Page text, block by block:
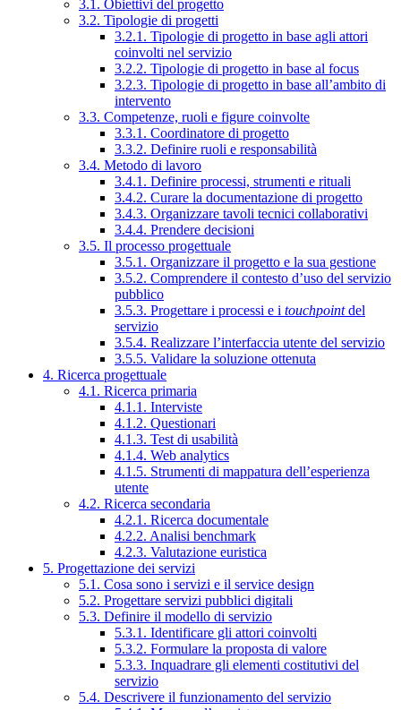
3.1. Obiettivi del progetto
3.2. Tipologie di progetti
3.2.1. Tipologie di progetto in base agli attori
coinvolti nel servizio
3.2.2. Tipologie di progetto in base al focus
3.2.3. Tipologie di progetto in base all’ambito di
intervento
3.3. Competenze, ruoli e figure coinvolte
3.3.1. Coordinatore di progetto
3.3.2. Definire ruoli e responsabilità
3.4. Metodo di lavoro
3.4.1. Definire processi, strumenti e rituali
3.4.2. Curare la documentazione di progetto
3.4.3. Organizzare tavoli tecnici collaborativi
3.4.4. Prendere decisioni
3.5. Il processo progettuale
3.5.1. Organizzare il progetto e la sua gestione
3.5.2. Comprendere il contesto d’uso del servizio
pubblico
3.5.3. Progettare i processi e i touchpointdel
servizio
3.5.4. Realizzare l’interfaccia utente del servizio
3.5.5. Validare la soluzione ottenuta
4. Ricerca progettuale
4.1. Ricerca primaria
4.1.1. Interviste
4.1.2. Questionari
4.1.3. Test di usabilità
4.1.4. Web analytics
4.1.5. Strumenti di mappatura dell’esperienza
utente
4.2. Ricerca secondaria
4.2.1. Ricerca documentale
4.2.2. Analisi benchmark
4.2.3. Valutazione euristica
5. Progettazione dei servizi
5.1. Cosa sono i servizi e il service design
5.2. Progettare servizi pubblici digitali
5.3. Definire il modello di servizio
5.3.1. Identificare gli attori coinvolti
5.3.2. Formulare la proposta di valore
5.3.3. Inquadrare gli elementi costitutivi del
servizio
5.4. Descrivere il funzionamento del servizio